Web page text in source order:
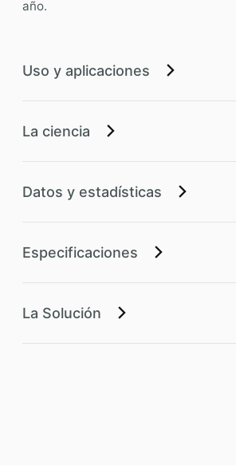
año.
Uso y aplicaciones
La ciencia
Datos y estadísticas
Especificaciones
La Solución